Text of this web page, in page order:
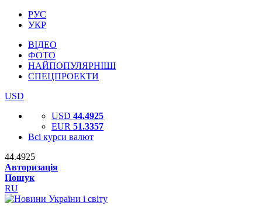
РУС
УКР
ВІДЕО
ФОТО
НАЙПОПУЛЯРНІШІ
СПЕЦПРОЕКТИ
USD
USD 44.4925
EUR 51.3357
Всі курси валют
44.4925
Авторизація
Пошук
RU